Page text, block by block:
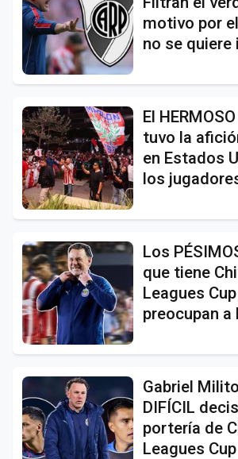
motivo por
no se quiere
El
tuvo la
en Estados
los
Los
que tiene
Leagues
preocupan
Gabriel
DIFÍCIL
portería de
Leagues Cup